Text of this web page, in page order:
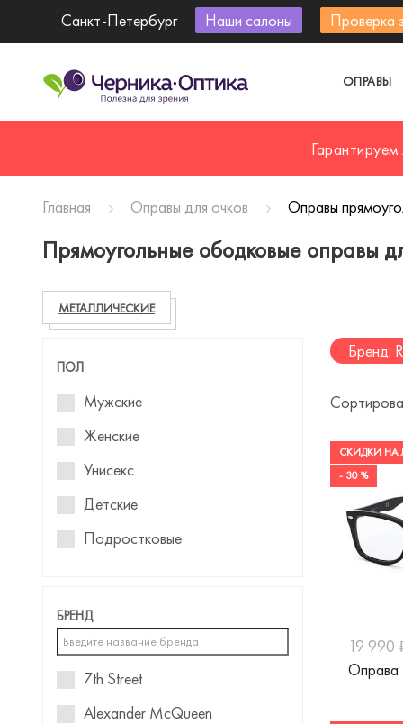
Санкт-Петербург Наши салоны Проверка
ОПРАВЫ
Главная Оправы для очков Оправы
Прямоугольные ободковые оправы
МЕТАЛЛИЧЕСКИЕ
ПОЛ
Мужские
Женские
Унисекс
Детские
Подростковые
БРЕНД
7th Street
Alexander McQueen
Бренд:
СКИДКИ НА
- 30 %
19 990
Оправа